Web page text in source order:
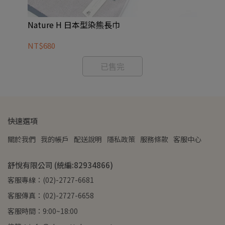
Nature H 日本型染熊長巾
NT$680
已售完
快速選項
關於我們 我的帳戶 配送說明 隱私政策 服務條款 客服中心
舒悅有限公司 (統編:82934866)
客服專線：(02)-2727-6681
客服傳真：(02)-2727-6658
客服時間：9:00~18:00